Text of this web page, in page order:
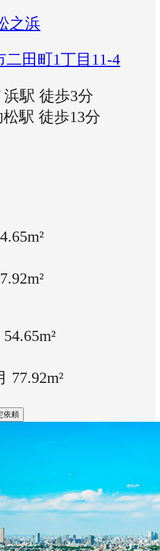
之浜
田町1丁目11-4
駅 徒歩3分
駅 徒歩13分
54.65m²
77.92m²
依頼